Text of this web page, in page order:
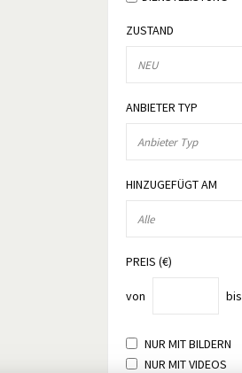
ZUSTAND
ANBIETER TYP
HINZUGEFÜGT AM
PREIS (€)
von bis
NUR MIT BILDERN
NUR MIT VIDEOS